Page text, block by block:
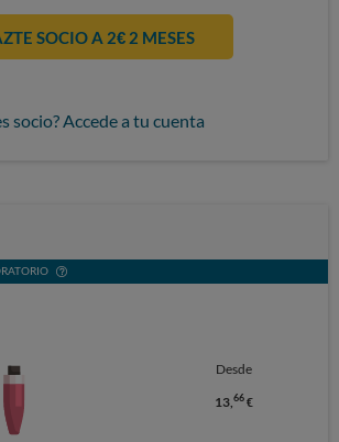
SOCIO A 2€ 2 MESES
socio? Accede a tu cuenta
Desde
13, 66€